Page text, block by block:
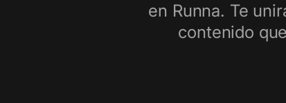
en Runna. Te
contenido